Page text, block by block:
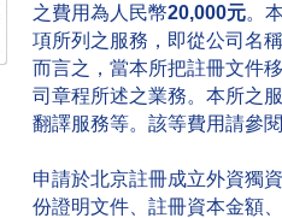
之費用為人民幣20,000元。
項所列之服務，即從公司名
而言之，當本所把註冊文件
司章程所述之業務。本所之
翻譯服務等。該等費用請參
申請於北京註冊成立外資獨
份證明文件、註冊資本金額